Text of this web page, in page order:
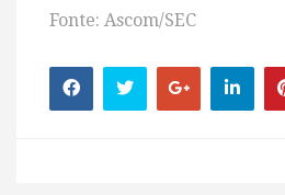
Fonte: Ascom/SEC